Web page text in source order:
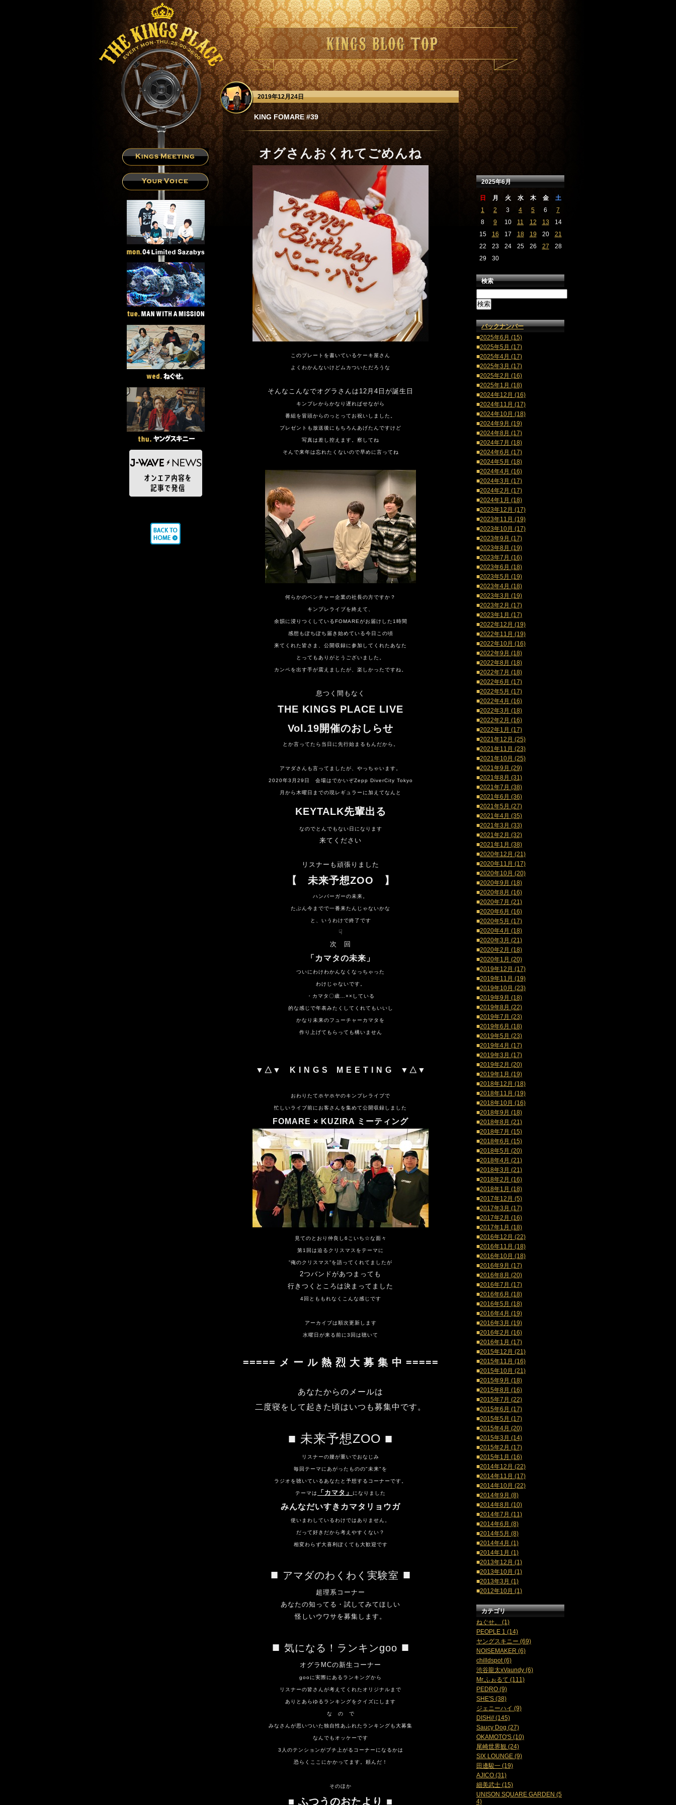
2019年12月24日
KING FOMARE #39
オグさんおくれてごめんね
このプレートを書いているケーキ屋さん
よくわかんないけどムカついただろうな
そんなこんなでオグラさんは12月4日が誕生日
キンプレからかなり遅ればせながら
番組を冒頭からのっとってお祝いしました。
プレゼントも放送後にもちろんあげたんですけど
写真は差し控えます。察してね
そんで来年は忘れたくないので早めに言ってね
何らかのベンチャー企業の社長の方ですか？
キンプレライブを終えて、
余韻に浸りつくしているFOMAREがお届けした1時間
感想もぽちぽち届き始めている今日この頃
来てくれた皆さま、公開収録に参加してくれたあなた
とってもありがとうございました。
カンペを出す手が震えましたが、楽しかったですね。
息つく間もなく
THE KINGS PLACE LIVE
Vol.19開催のおしらせ
とか言ってたら当日に先行始まるもんだから。
アマダさんも言ってましたが、やっちゃいます。
2020年3月29日 会場はでかいぞZepp DiverCity Tokyo
月から木曜日までの現レギュラーに加えてなんと
KEYTALK先輩出る
なので とんでもない日になります
来てください
リスナーも頑張りました
【 未来予想ZOO 】
ハンバーガーの未来。
たぶん今までで一番来たんじゃないかな
と、いうわけで終了です
☟
次 回
「カマタの未来」
ついにわけわかんなくなっちゃった
わけじゃないです
・カマタ〇歳…××している
的な感じで年表みたくしてくれてもいいし
かなり未来のフューチャーカマタを
作り上げてもらっても構いません
▼△▼ K I N G S M E E T I N G ▼△▼
おわりたてホヤホヤのキンプレライブで
忙しいライブ前にお客さんを集めて公開収録しました
FOMARE × KUZIRA ミーティング
見てのとおり仲良し6こいち☆な面々
第1回は迫るクリスマスをテーマに
”俺のクリスマス”を語ってくれてましたが
2つバンドがあつまっても
行きつくところは決まってました
4回とももれなくこんな感じです
アーカイブは順次更新します
水曜日が来る前に3回は聴いて
===== メ ー ル 熱 烈 大 募 集 中 =====
あなたからのメールは
二度寝をして起きた頃はいつも募集中です。
■ 未来予想ZOO ■
リスナーの腰が重いでおなじみ
毎回テーマにあがったものの"未来"を
ラジオを聴いているあなたと予想するコーナーです。
テーマは 「カマタ」 になりました
みんなだいすきカマタリョウガ
使いまわしているわけではありません。
だって好きだから考えやすくない？
相変わらず大喜利ぽくても大歓迎です
■ アマダのわくわく実験室 ■
超理系コーナー
あなたの知ってる・試してみてほしい
怪しいウワサを募集します。
■ 気になる！ランキンgoo ■
オグラMCの新生コーナー
gooに実際にあるランキングから
リスナーの皆さんが考えてくれたオリジナルまで
ありとあらゆるランキングをクイズにします
な の で
みなさんが思いついた独自性あふれたランキングも大募集
なんでもオッケーです
3人のテンションがブチ上がるコーナーになるかは
恐らくここにかかってます。頼んだ！
そのほか
■ ふつうのおたより ■
2025年6月
日 月 火 水 木 金
土
1
2 3 4 5 6
7
8
9 10 11 12 13
14
15
16 17 18 19 20
21
22
23 24 25 26 27
28
29
30
検索
バックナンバー
■2025年6月 (15)
■2025年5月 (17)
■2025年4月 (17)
■2025年3月 (17)
■2025年2月 (16)
■2025年1月 (18)
■2024年12月 (16)
■2024年11月 (17)
■2024年10月 (18)
■2024年9月 (19)
■2024年8月 (17)
■2024年7月 (18)
■2024年6月 (17)
■2024年5月 (18)
■2024年4月 (16)
■2024年3月 (17)
■2024年2月 (17)
■2024年1月 (18)
■2023年12月 (17)
■2023年11月 (19)
■2023年10月 (17)
■2023年9月 (17)
■2023年8月 (19)
■2023年7月 (16)
■2023年6月 (18)
■2023年5月 (19)
■2023年4月 (18)
■2023年3月 (19)
■2023年2月 (17)
■2023年1月 (17)
■2022年12月 (19)
■2022年11月 (19)
■2022年10月 (16)
■2022年9月 (18)
■2022年8月 (18)
■2022年7月 (18)
■2022年6月 (17)
■2022年5月 (17)
■2022年4月 (16)
■2022年3月 (18)
■2022年2月 (16)
■2022年1月 (17)
■2021年12月 (25)
■2021年11月 (23)
■2021年10月 (25)
■2021年9月 (29)
■2021年8月 (31)
■2021年7月 (38)
■2021年6月 (36)
■2021年5月 (27)
■2021年4月 (35)
■2021年3月 (33)
■2021年2月 (32)
■2021年1月 (38)
■2020年12月 (21)
■2020年11月 (17)
■2020年10月 (20)
■2020年9月 (18)
■2020年8月 (16)
■2020年7月 (21)
■2020年6月 (16)
■2020年5月 (17)
■2020年4月 (18)
■2020年3月 (21)
■2020年2月 (18)
■2020年1月 (20)
■2019年12月 (17)
■2019年11月 (19)
■2019年10月 (23)
■2019年9月 (18)
■2019年8月 (22)
■2019年7月 (23)
■2019年6月 (18)
■2019年5月 (23)
■2019年4月 (17)
■2019年3月 (17)
■2019年2月 (20)
■2019年1月 (19)
■2018年12月 (18)
■2018年11月 (19)
■2018年10月 (16)
■2018年9月 (18)
■2018年8月 (21)
■2018年7月 (15)
■2018年6月 (15)
■2018年5月 (20)
■2018年4月 (21)
■2018年3月 (21)
■2018年2月 (16)
■2018年1月 (18)
■2017年12月 (5)
■2017年3月 (17)
■2017年2月 (16)
■2017年1月 (18)
■2016年12月 (22)
■2016年11月 (18)
■2016年10月 (18)
■2016年9月 (17)
■2016年8月 (20)
■2016年7月 (17)
■2016年6月 (18)
■2016年5月 (18)
■2016年4月 (19)
■2016年3月 (19)
■2016年2月 (16)
■2016年1月 (17)
■2015年12月 (21)
■2015年11月 (16)
■2015年10月 (21)
■2015年9月 (18)
■2015年8月 (16)
■2015年7月 (22)
■2015年6月 (17)
■2015年5月 (17)
■2015年4月 (20)
■2015年3月 (14)
■2015年2月 (17)
■2015年1月 (16)
■2014年12月 (22)
■2014年11月 (17)
■2014年10月 (22)
■2014年9月 (8)
■2014年8月 (10)
■2014年7月 (11)
■2014年6月 (8)
■2014年5月 (8)
■2014年4月 (1)
■2014年1月 (1)
■2013年12月 (1)
■2013年10月 (1)
■2013年3月 (1)
■2012年10月 (1)
カテゴリ
ねぐせ。 (1)
PEOPLE 1 (14)
ヤングスキニー (69)
NOISEMAKER (6)
chilldspot (6)
渋谷龍太xVaundy (6)
Mr.ふぉるて (111)
PEDRO (9)
SHE'S (38)
ジェニーハイ (9)
DISH// (145)
Saucy Dog (27)
OKAMOTO'S (10)
尾崎世界観 (24)
SIX LOUNGE (9)
田邊駿一 (19)
AJICO (31)
細美武士 (15)
UNISON SQUARE GARDEN (5
4)